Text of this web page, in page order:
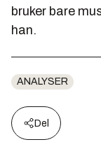
bruker bare
han.
ANALYSER
Del